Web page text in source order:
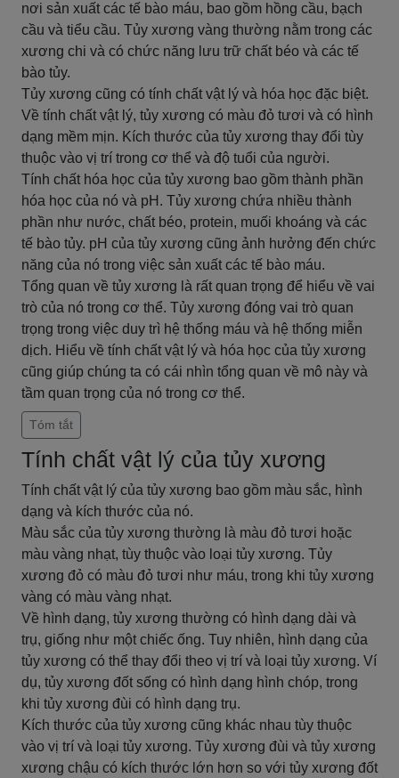
nơi sản xuất các tế bào máu, bao gồm hồng cầu, bạch
cầu và tiểu cầu. Tủy xương vàng thường nằm trong các
xương chi và có chức năng lưu trữ chất béo và các tế
bào tủy.
Tủy xương cũng có tính chất vật lý và hóa học đặc biệt.
Về tính chất vật lý, tủy xương có màu đỏ tươi và có hình
dạng mềm mịn. Kích thước của tủy xương thay đổi tùy
thuộc vào vị trí trong cơ thể và độ tuổi của người.
Tính chất hóa học của tủy xương bao gồm thành phần
hóa học của nó và pH. Tủy xương chứa nhiều thành
phần như nước, chất béo, protein, muối khoáng và các
tế bào tủy. pH của tủy xương cũng ảnh hưởng đến chức
năng của nó trong việc sản xuất các tế bào máu.
Tổng quan về tủy xương là rất quan trọng để hiểu về vai
trò của nó trong cơ thể. Tủy xương đóng vai trò quan
trọng trong việc duy trì hệ thống máu và hệ thống miễn
dịch. Hiểu về tính chất vật lý và hóa học của tủy xương
cũng giúp chúng ta có cái nhìn tổng quan về mô này và
tầm quan trọng của nó trong cơ thể.
Tóm tắt
Tính chất vật lý của tủy xương
Tính chất vật lý của tủy xương bao gồm màu sắc, hình
dạng và kích thước của nó.
Màu sắc của tủy xương thường là màu đỏ tươi hoặc
màu vàng nhạt, tùy thuộc vào loại tủy xương. Tủy
xương đỏ có màu đỏ tươi như máu, trong khi tủy xương
vàng có màu vàng nhạt.
Về hình dạng, tủy xương thường có hình dạng dài và
trụ, giống như một chiếc ống. Tuy nhiên, hình dạng của
tủy xương có thể thay đổi theo vị trí và loại tủy xương. Ví
dụ, tủy xương đốt sống có hình dạng hình chóp, trong
khi tủy xương đùi có hình dạng trụ.
Kích thước của tủy xương cũng khác nhau tùy thuộc
vào vị trí và loại tủy xương. Tủy xương đùi và tủy xương
xương chậu có kích thước lớn hơn so với tủy xương đốt